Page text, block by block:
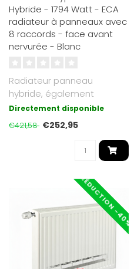
Hybride - 1794 Watt - ECA
radiateur à panneaux avec
8 raccords - face avant
nervurée - Blanc
Radiateur panneau
hybride, également
adapté basse
température. Jusqu’à 30 ..
Directement disponible
€421,58 €252,95
RÉDUCTION -40%